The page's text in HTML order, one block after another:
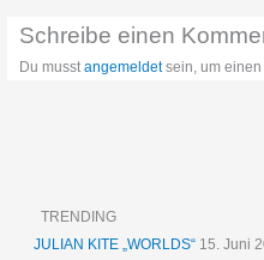
Schreibe einen
Du musstangemeldetsein, um einen
TRENDING
JULIAN KITE „WORLDS“ 15. Juni